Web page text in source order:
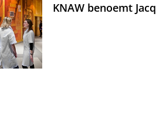
KNAW benoemt